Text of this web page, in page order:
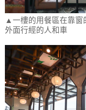
▲一樓的用餐區在靠窗
外面行經的人和車